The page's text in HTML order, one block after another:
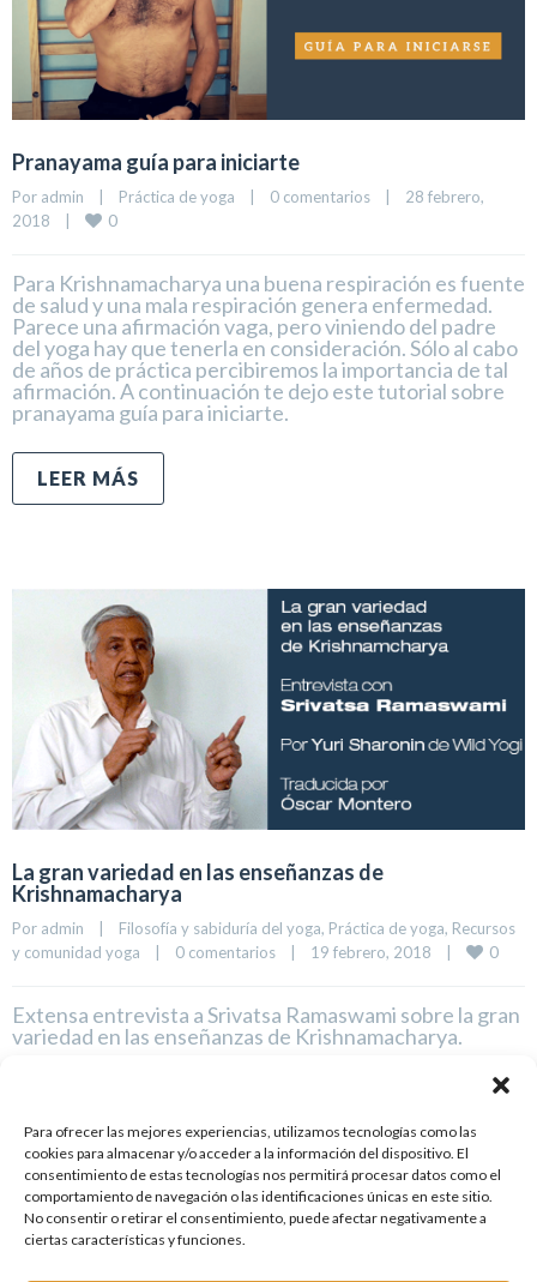
Para ofrecer las mejores experiencias, utilizamos tecnologías como las
cookies para almacenar y/o acceder a la información del dispositivo. El
consentimiento de estas tecnologías nos permitirá procesar datos como el
comportamiento de navegación o las identificaciones únicas en este sitio.
No consentir o retirar el consentimiento, puede afectar negativamente a
ciertas características y funciones.
Pranayama guía para iniciarte
Por admin | Práctica de yoga | 0 comentarios |
28 febrero,
2018
| 0
Para Krishnamacharya una buena respiración es fuente
de salud y una mala respiración genera enfermedad.
Parece una afirmación vaga, pero viniendo del padre
del yoga hay que tenerla en consideración. Sólo al cabo
de años de práctica percibiremos la importancia de tal
afirmación. A continuación te dejo este tutorial sobre
pranayama guía para iniciarte.
LEER MÁS
La gran variedad en las enseñanzas de
Krishnamacharya
Por admin Filosofía y sabiduría del yoga, Práctica de yoga, Recursos
y comunidad yoga
0 comentarios 19 febrero, 2018 0
Extensa entrevista a Srivatsa Ramaswami sobre la gran
variedad en las enseñanzas de Krishnamacharya.